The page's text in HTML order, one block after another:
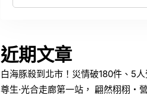
近期文章
白海豚殺到北市！災情破180件、5
尊生·光合走廊第一站， 翩然栩栩・